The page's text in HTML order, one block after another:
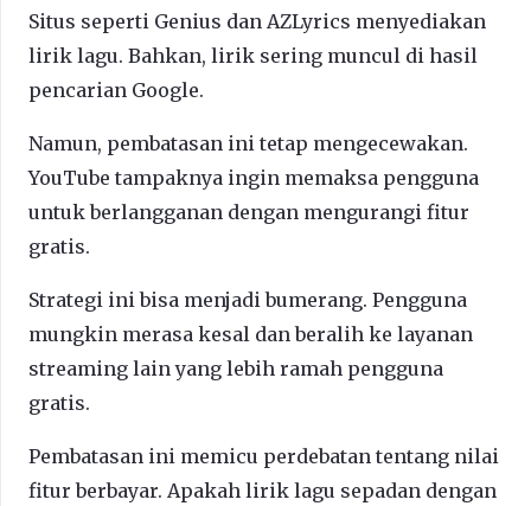
Situs seperti Genius dan AZLyrics menyediakan
lirik lagu. Bahkan, lirik sering muncul di hasil
pencarian Google.
Namun, pembatasan ini tetap mengecewakan.
YouTube tampaknya ingin memaksa pengguna
untuk berlangganan dengan mengurangi fitur
gratis.
Strategi ini bisa menjadi bumerang. Pengguna
mungkin merasa kesal dan beralih ke layanan
streaming lain yang lebih ramah pengguna
gratis.
Pembatasan ini memicu perdebatan tentang nilai
fitur berbayar. Apakah lirik lagu sepadan dengan